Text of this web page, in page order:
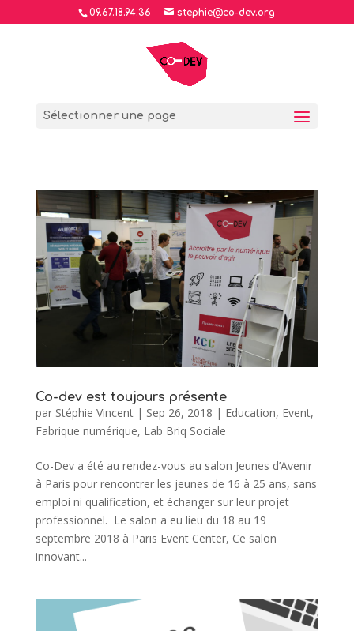
09.67.18.94.36 stephie@co-dev.org
Sélectionner une page
Co-dev est toujours présente
par Stéphie Vincent| Sep 26, 2018 | Education, Event,
Fabrique numérique, Lab Briq Sociale
Co-Dev a été au rendez-vous au salon Jeunes d’Avenir
à Paris pour rencontrer les jeunes de 16 à 25 ans, sans
emploi ni qualification, et échanger sur leur projet
professionnel. Le salon a eu lieu du 18 au 19
septembre 2018 à Paris Event Center, Ce salon
innovant...